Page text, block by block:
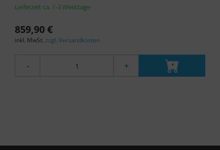
Lieferzeit ca. 1-3 Werktage
859,90 €
inkl. MwSt. zzgl. Versandkosten
- +